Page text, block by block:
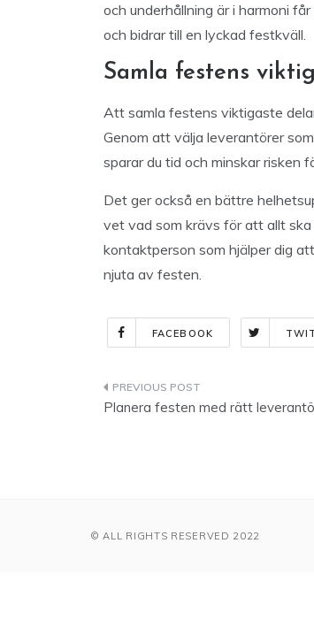
och underhållning är i harmoni
och bidrar till en lyckad festkväll.
Samla festens
Att samla festens viktigaste
Genom att välja leverantörer
sparar du tid och minskar risken
Det ger också en bättre
vet vad som krävs för att allt
kontaktperson som hjälper dig
njuta av festen.
FACEBOOK
Indlægsnavigation
Planera festen med rätt
© ALL RIGHTS RESERVED 2022